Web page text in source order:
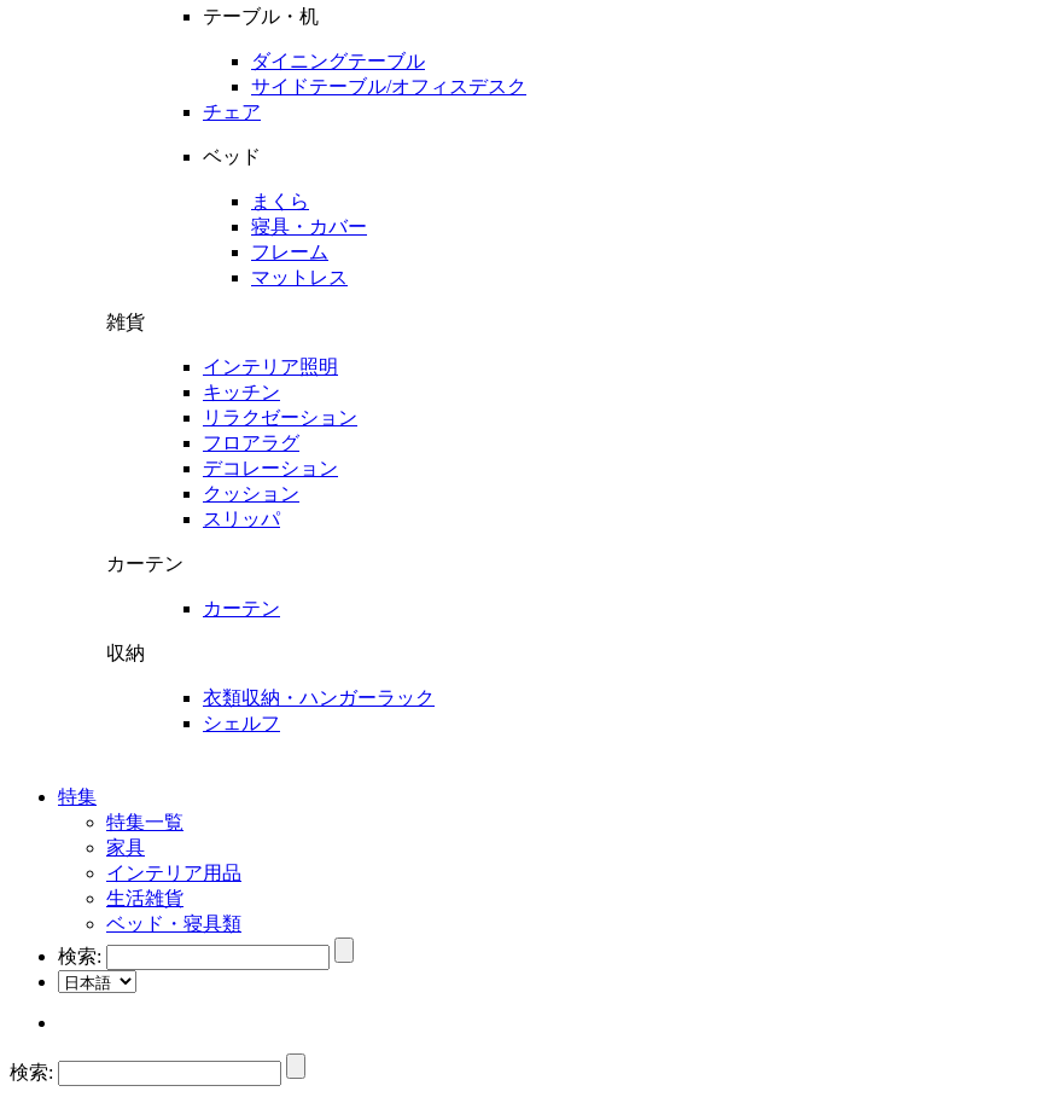
テーブル・机
ダイニングテーブル
サイドテーブル/オフィスデスク
チェア
ベッド
まくら
寝具・カバー
フレーム
マットレス
雑貨
インテリア照明
キッチン
リラクゼーション
フロアラグ
デコレーション
クッション
スリッパ
カーテン
カーテン
収納
衣類収納・ハンガーラック
シェルフ
特集
特集一覧
家具
インテリア用品
生活雑貨
ベッド・寝具類
検索:
検索: